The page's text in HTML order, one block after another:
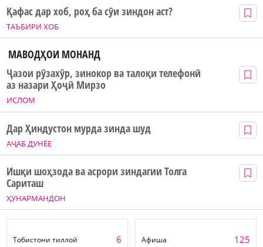
ТАЪБИРИ ХОБ
Қафас дар хоб, роҳ ба сӯи зиндон аст?
МАВОДҲОИ МОНАНД
ИСЛОМ
Ҷазои рӯзахӯр, зинокор ва талоқи телефонӣ
аз назари Ҳоҷӣ Мирзо
АҶАБ ДУНЁЕ
Дар Ҳиндустон мурда зинда шуд
ҲУНАРМАНДОН
Ишқи шоҳзода ва асрори зиндагии Толга
Сариташ
Тобистони тиллоӣ 6 Афиша 125